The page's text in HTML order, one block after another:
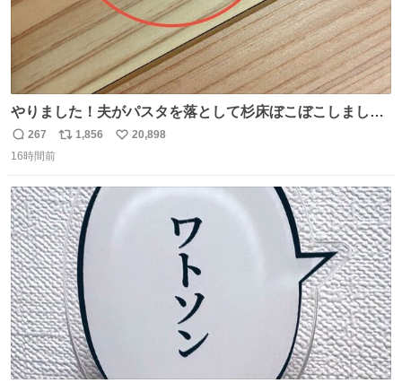
やりました！夫がパスタを落として杉床ぼこぼこしまし
た！よかったーーー！ファーストぼこぼこ自分じゃなく
て！これで第二波いつでもいけます！！！✌️いやーほっと
は乾燥パスタに負けます。豆腐くらいやわやわです。
返
信
267
リ
ト
数
1,856
い
20,898
16時間前